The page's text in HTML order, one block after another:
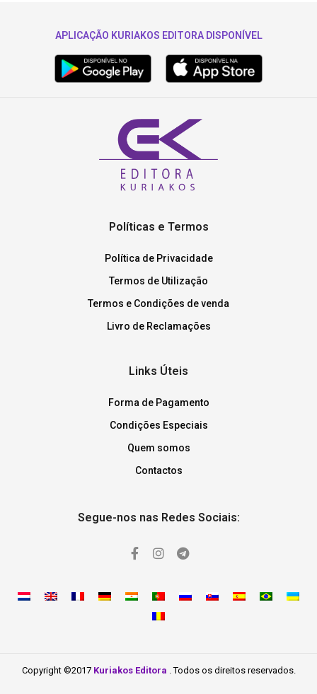
APLICAÇÃO KURIAKOS EDITORA DISPONÍVEL
Políticas e Termos
Política de Privacidade
Termos de Utilização
Termos e Condições de venda
Livro de Reclamações
Links Úteis
Forma de Pagamento
Condições Especiais
Quem somos
Contactos
Segue-nos nas Redes Sociais:
Copyright ©2017 Kuriakos Editora . Todos os direitos reservados.